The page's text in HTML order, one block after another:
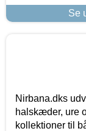
Se
Nirbana.dks
halskæder, ure
kollektioner til